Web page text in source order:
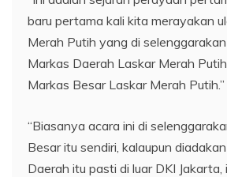
baru pertama kali kita merayakan
Merah Putih yang di
Markas Daerah Laskar Merah
Markas Besar Laskar Merah
“Biasanya acara ini di
Besar itu sendiri, kalaupun
Daerah itu pasti di luar DKI Jakarta,